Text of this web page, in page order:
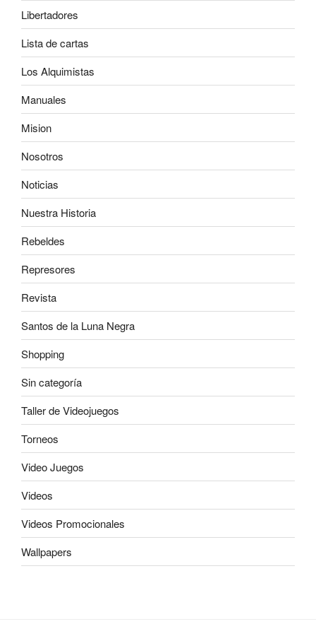
Libertadores
Lista de cartas
Los Alquimistas
Manuales
Mision
Nosotros
Noticias
Nuestra Historia
Rebeldes
Represores
Revista
Santos de la Luna Negra
Shopping
Sin categoría
Taller de Videojuegos
Torneos
Video Juegos
Videos
Videos Promocionales
Wallpapers